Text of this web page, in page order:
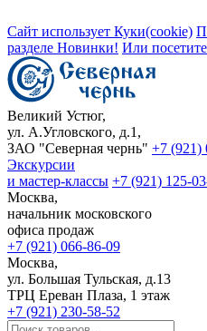
Сайт использует Куки(cookie)
разделе Новинки! Или
Великий Устюг,
ул. А.Угловского, д.1,
ЗАО "Северная чернь" +7 (921)
Экскурсии
и мастер-классы +7 (921) 125-
Москва,
начальник московского
офиса продаж
+7 (921) 066-86-09
Москва,
ул. Большая Тульская, д.13
ТРЦ Ереван Плаза, 1 этаж
+7 (921) 230-58-52